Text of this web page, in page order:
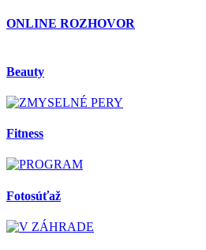
ONLINE ROZHOVOR
Beauty
Fitness
Fotosúťaž